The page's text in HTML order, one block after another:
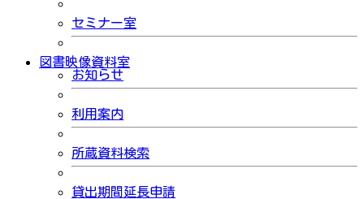
セミナー室
図書映像資料室
お知らせ
利用案内
所蔵資料検索
貸出期間延長申請